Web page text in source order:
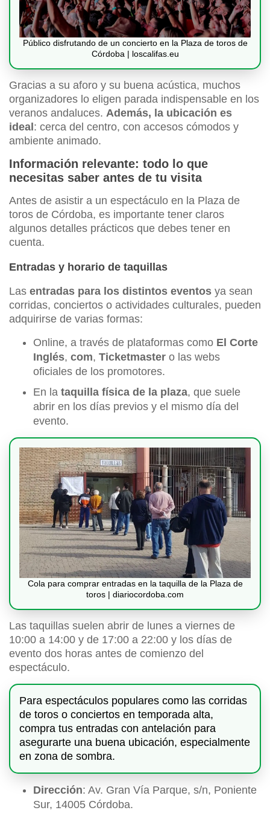
Público disfrutando de un concierto en la Plaza de toros de
Córdoba | loscalifas.eu
Gracias a su aforo y su buena acústica, muchos
organizadores lo eligen parada indispensable en los
veranos andaluces. Además, la ubicación es
ideal : cerca del centro, con accesos cómodos y
ambiente animado.
Información relevante: todo lo que
necesitas saber antes de tu visita
Antes de asistir a un espectáculo en la Plaza de
toros de Córdoba, es importante tener claros
algunos detalles prácticos que debes tener en
cuenta.
Entradas y horario de taquillas
Las entradas para los distintos eventos ya sean
corridas, conciertos o actividades culturales, pueden
adquirirse de varias formas:
Online, a través de plataformas como El Corte
Inglés, com, Ticketmaster o las webs
oficiales de los promotores.
En la taquilla física de la plaza, que suele
abrir en los días previos y el mismo día del
evento.
Cola para comprar entradas en la taquilla de la Plaza de
toros | diariocordoba.com
Las taquillas suelen abrir de lunes a viernes de
10:00 a 14:00 y de 17:00 a 22:00 y los días de
evento dos horas antes de comienzo del
espectáculo.
Para espectáculos populares como las corridas
de toros o conciertos en temporada alta,
compra tus entradas con antelación para
asegurarte una buena ubicación, especialmente
en zona de sombra.
Dirección: Av. Gran Vía Parque, s/n, Poniente
Sur, 14005 Córdoba.